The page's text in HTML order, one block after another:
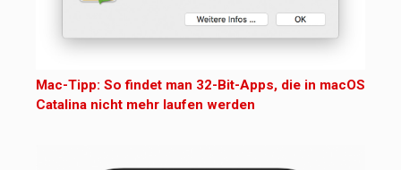
Mac-Tipp: So findet man 32-Bit-Apps, die in macOS
Catalina nicht mehr laufen werden